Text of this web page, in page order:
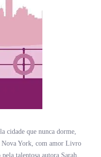
cidade que nunca dorme,
Nova York, com amor Livro
talentosa autora Sarah,